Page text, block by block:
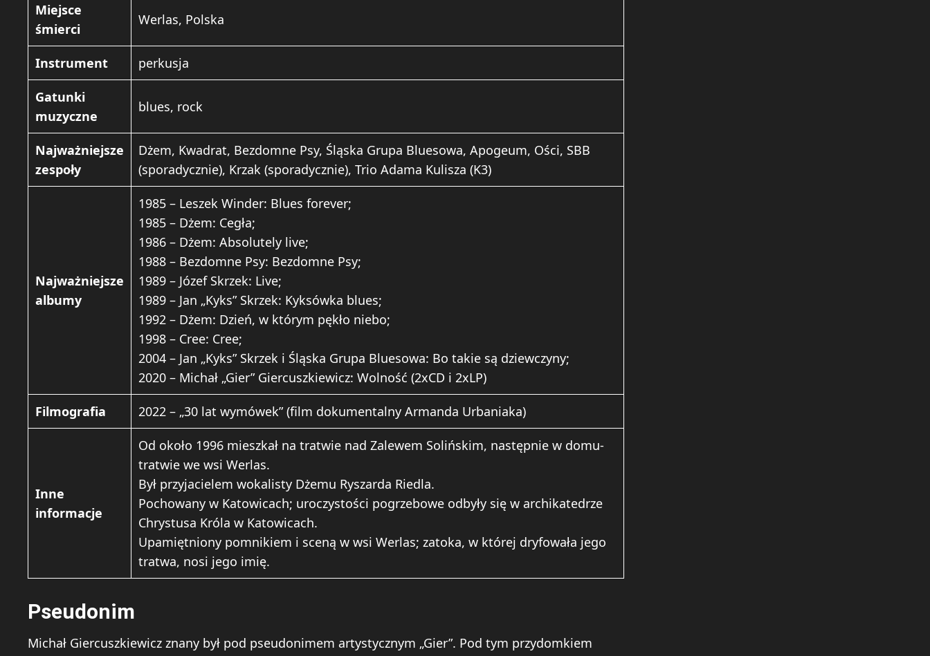
Miejsce
śmierci
Werlas, Polska
Instrument perkusja
Gatunki
muzyczne
blues, rock
Najważniejsze
zespoły
Dżem, Kwadrat, Bezdomne Psy, Śląska Grupa Bluesowa, Apogeum, Ości, SBB
(sporadycznie), Krzak (sporadycznie), Trio Adama Kulisza (K3)
Najważniejsze
albumy
1985 – Leszek Winder: Blues forever;
1985 – Dżem: Cegła;
1986 – Dżem: Absolutely live;
1988 – Bezdomne Psy: Bezdomne Psy;
1989 – Józef Skrzek: Live;
1989 – Jan „Kyks” Skrzek: Kyksówka blues;
1992 – Dżem: Dzień, w którym pękło niebo;
1998 – Cree: Cree;
2004 – Jan „Kyks” Skrzek i Śląska Grupa Bluesowa: Bo takie są dziewczyny;
2020 – Michał „Gier” Giercuszkiewicz: Wolność (2xCD i 2xLP)
Filmografia 2022 – „30 lat wymówek” (film dokumentalny Armanda Urbaniaka)
Inne
informacje
Od około 1996 mieszkał na tratwie nad Zalewem Solińskim, następnie w domu-
tratwie we wsi Werlas.
Był przyjacielem wokalisty Dżemu Ryszarda Riedla.
Pochowany w Katowicach; uroczystości pogrzebowe odbyły się w archikatedrze
Chrystusa Króla w Katowicach.
Upamiętniony pomnikiem i sceną w wsi Werlas; zatoka, w której dryfowała jego
tratwa, nosi jego imię.
Pseudonim
Michał Giercuszkiewicz znany był pod pseudonimem artystycznym „Gier”. Pod tym przydomkiem